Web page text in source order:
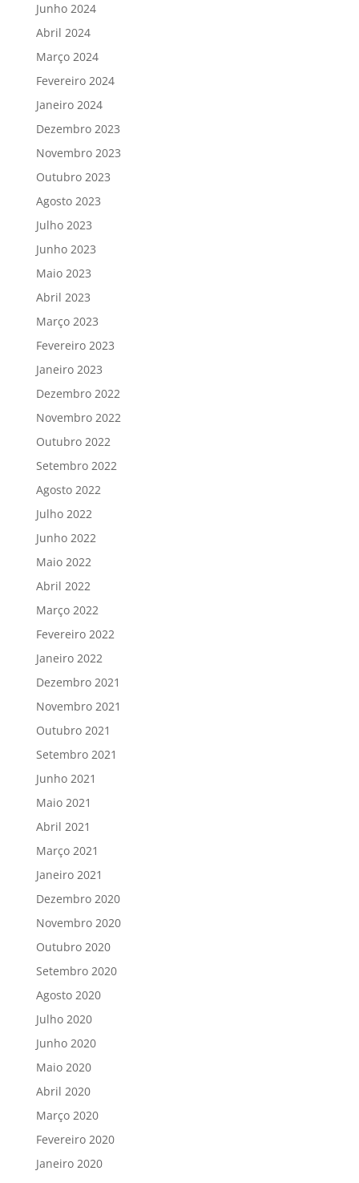
Junho 2024
Abril 2024
Março 2024
Fevereiro 2024
Janeiro 2024
Dezembro 2023
Novembro 2023
Outubro 2023
Agosto 2023
Julho 2023
Junho 2023
Maio 2023
Abril 2023
Março 2023
Fevereiro 2023
Janeiro 2023
Dezembro 2022
Novembro 2022
Outubro 2022
Setembro 2022
Agosto 2022
Julho 2022
Junho 2022
Maio 2022
Abril 2022
Março 2022
Fevereiro 2022
Janeiro 2022
Dezembro 2021
Novembro 2021
Outubro 2021
Setembro 2021
Junho 2021
Maio 2021
Abril 2021
Março 2021
Janeiro 2021
Dezembro 2020
Novembro 2020
Outubro 2020
Setembro 2020
Agosto 2020
Julho 2020
Junho 2020
Maio 2020
Abril 2020
Março 2020
Fevereiro 2020
Janeiro 2020